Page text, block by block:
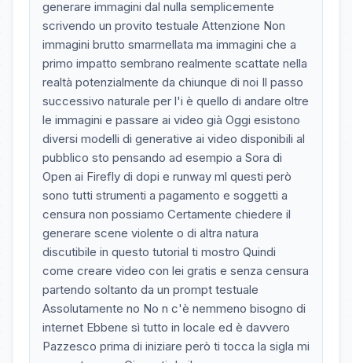
generare immagini dal nulla semplicemente
scrivendo un provito testuale Attenzione Non
immagini brutto smarmellata ma immagini che a
primo impatto sembrano realmente scattate nella
realtà potenzialmente da chiunque di noi Il passo
successivo naturale per l'i è quello di andare oltre
le immagini e passare ai video già Oggi esistono
diversi modelli di generative ai video disponibili al
pubblico sto pensando ad esempio a Sora di
Open ai Firefly di dopi e runway ml questi però
sono tutti strumenti a pagamento e soggetti a
censura non possiamo Certamente chiedere il
generare scene violente o di altra natura
discutibile in questo tutorial ti mostro Quindi
come creare video con lei gratis e senza censura
partendo soltanto da un prompt testuale
Assolutamente no No n c'è nemmeno bisogno di
internet Ebbene sì tutto in locale ed è davvero
Pazzesco prima di iniziare però ti tocca la sigla mi